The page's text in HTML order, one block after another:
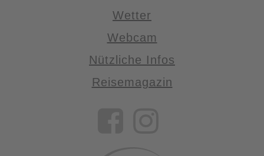
Wetter
Webcam
Nützliche Infos
Reisemagazin